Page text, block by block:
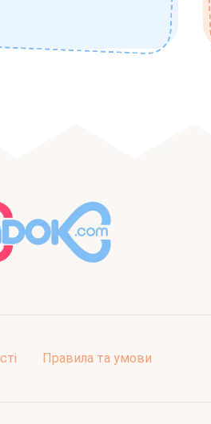
Правила та умови